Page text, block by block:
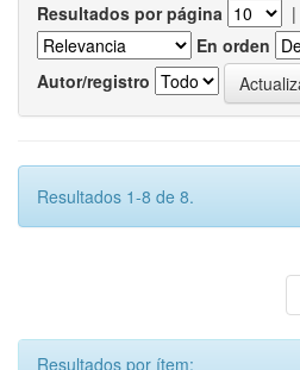
Resultados por página |
En orden
Autor/registro
Resultados 1-8 de 8.
Resultados por ítem: